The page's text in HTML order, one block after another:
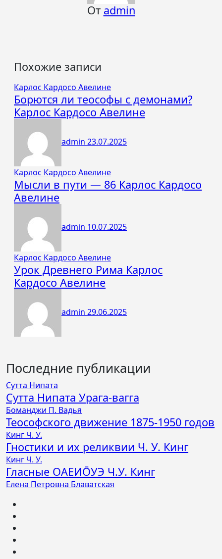
От admin
Похожие записи
Карлос Кардосо Авелине
Борются ли теософы с демонами?
Карлос Кардосо Авелине
admin 23.07.2025
Карлос Кардосо Авелине
Мысли в пути — 86 Карлос Кардосо
Авелине
admin 10.07.2025
Карлос Кардосо Авелине
Урок Древнего Рима Карлос
Кардосо Авелине
admin 29.06.2025
Последние публикации
Сутта Нипата
Сутта Нипата Урага-вагга
Боманджи П. Вадья
Теософского движение 1875-1950 годов
Кинг Ч. У.
Гностики и их реликвии Ч. У. Кинг
Кинг Ч. У.
Гласные ОАЕИО̄УЭ Ч.У. Кинг
Елена Петровна Блаватская